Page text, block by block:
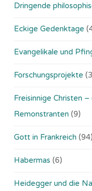
Dringende
Eckige Gedenktage
Evangelikale und
Forschungsprojekte
Freisinnige Christen
Remonstranten (9)
Gott in Frankreich (94)
Habermas (6)
Heidegger und die